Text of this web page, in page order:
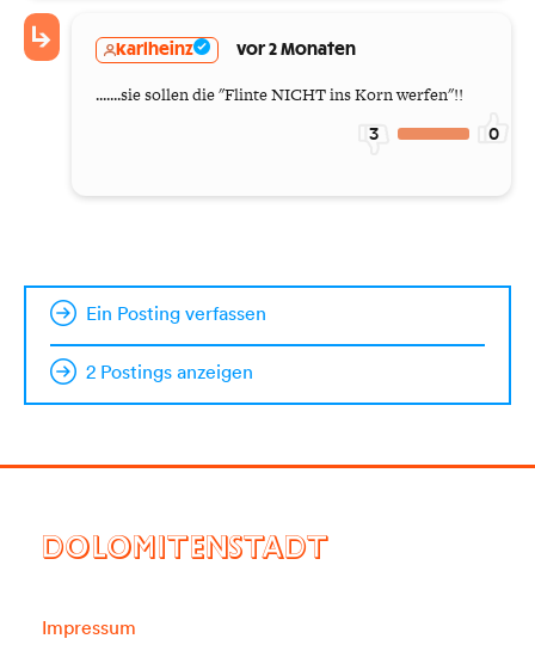
karlheinz vor 2 Monaten
.......sie sollen die "Flinte NICHT ins Korn werfen"!!
3 0
Ein Posting verfassen
2 Postings anzeigen
DOLOMITENSTADT
Impressum